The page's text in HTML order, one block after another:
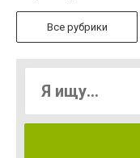
Все рубрики